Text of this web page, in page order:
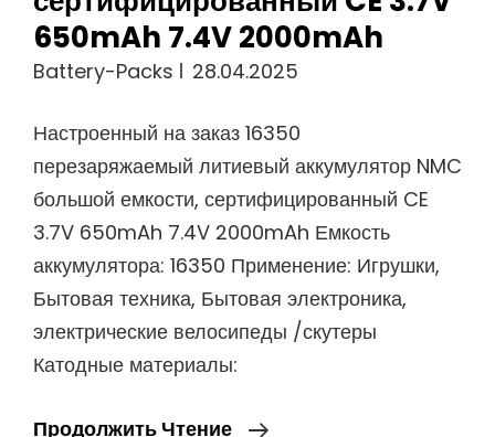
650mAh 7.4V 2000mAh
Battery-Packs 28.04.2025
Настроенный на заказ 16350
перезаряжаемый литиевый аккумулятор NMC
большой емкости, сертифицированный CE
3.7V 650mAh 7.4V 2000mAh Емкость
аккумулятора: 16350 Применение: Игрушки,
Бытовая техника, Бытовая электроника,
электрические велосипеды /скутеры
Катодные материалы:
Продолжить Чтение
Настроенный